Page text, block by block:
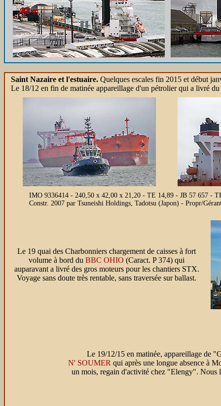
Saint Nazaire et l'estuaire. Quelques escales fin 2015 et début
Le 18/12 en fin de matinée appareillage d'un pétrolier qui a livré
IMO 9336414 - 240,50 x 42,00 x 21,20 - TE 14,89 - JB 57 657 -
Constr. 2007 par Tsuneishi Holdings, Tadotsu (Japon) - Propr/
Le 19 quai des Charbonniers chargement de caisses à fort
volume à bord du BBC OHIO (Caract. P 374) qui
auparavant a livré des gros moteurs pour les chantiers STX.
Voyage sans doute très rentable, sans traversée sur ballast.
Le 19/12/15 en matinée, appareillage de
N' SOUMER qui après une longue absence à
un mois, regain d'activité chez "Elengy". Nous